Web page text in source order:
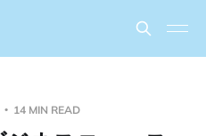
14 MIN READ